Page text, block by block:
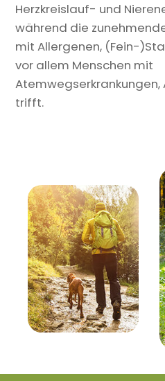
Herzkreislauf- und
während die
mit Allergenen, (Fein-
vor allem Menschen mit
trifft.